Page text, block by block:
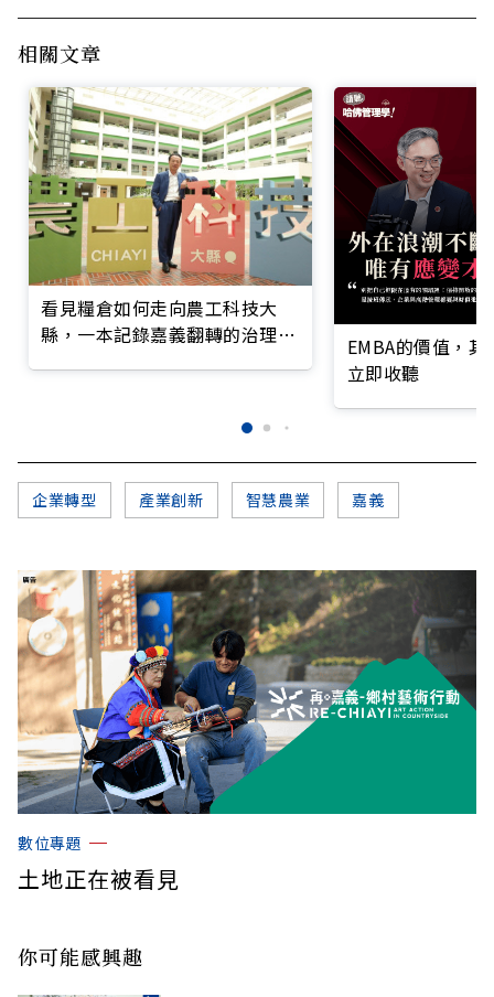
相關文章
看見糧倉如何走向農工科技大
縣，一本記錄嘉義翻轉的治理實
EMBA的價值，
立即收聽
企業轉型 產業創新 智慧農業 嘉義
數位專題
土地正在被看見
你可能感興趣